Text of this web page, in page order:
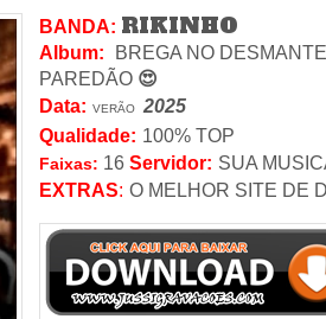
BANDA: RIKINHO
Album:
BREGA NO
PAREDÃO 😍
Data: VERÃO
2025
Qualidade: 100% TOP
Faixas: 16 Servidor: SUA
EXTRAS: O MELHOR SITE DE